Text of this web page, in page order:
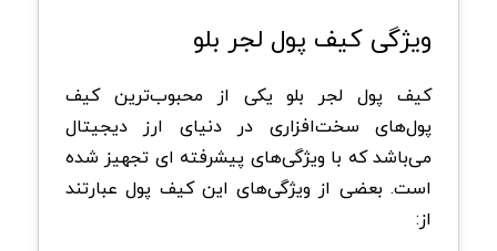
ویژگی کیف پول لجر بلو
کیف پول لجر بلو یکی از محبوب‌ترین کیف
پو‌ل‌های سخت‌افزاری در دنیای ارز دیجیتال
می‌باشد که با ویژگی‌های پيشرفته ‌ای تجهیز شده
است. بعضی از ویژگی‌های این کیف پول عبارتند
از: